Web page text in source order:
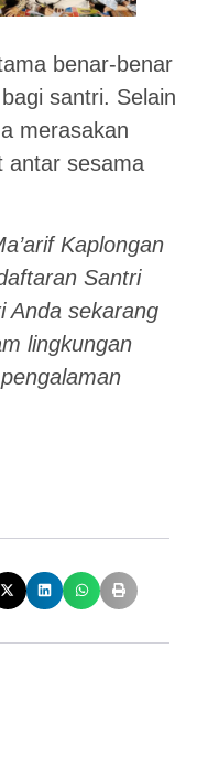
benar-benar
santri. Selain
merasakan
antar sesama
Kaplongan
Santri
Anda sekarang
lingkungan